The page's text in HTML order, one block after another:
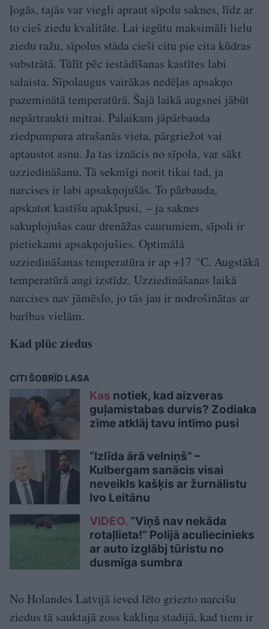
ļogās, tajās var viegli apraut sīpolu saknes, līdz ar
to cieš ziedu kvalitāte. Lai iegūtu maksimāli lielu
ziedu ražu, sīpolus stāda cieši citu pie cita kūdras
substrātā. Tūlīt pēc iestādīšanas kastītes labi
salaista. Sīpolaugus vairākas nedēļas apsakņo
pazeminātā temperatūrā. Šajā laikā augsnei jābūt
nepārtraukti mitrai. Palaikam jāpārbauda
ziedpumpura atrašanās vieta, pārgriežot vai
aptaustot asnu. Ja tas iznācis no sīpola, var sākt
uzziedināšanu. Tā sekmīgi norit tikai tad, ja
narcises ir labi apsakņojušās. To pārbauda,
apskatot kastīšu apakšpusi, – ja saknes
sakuplojušas caur drenāžas caurumiem, sīpoli ir
pietiekami apsakņojušies. Optimālā
uzziedināšanas temperatūra ir ap +17 °C. Augstākā
temperatūrā augi izstīdz. Uzziedināšanas laikā
narcises nav jāmēslo, jo tās jau ir nodrošinātas ar
barības vielām.
Kad plūc ziedus
CITI ŠOBRĪD LASA
Kas notiek, kad aizveras
guļamistabas durvis? Zodiaka
zīme atklāj tavu intīmo pusi
“Izlīda ārā velniņš” –
Kulbergam sanācis visai
neveikls kašķis ar žurnālistu
Ivo Leitānu
VIDEO. “Viņš nav nekāda
rotaļlieta!” Polijā aculiecinieks
ar auto izglābj tūristu no
dusmīga sumbra
No Holandes Latvijā ieved lēto griezto narcišu
ziedus tā sauktajā zoss kakliņa stadijā, kad tiem ir